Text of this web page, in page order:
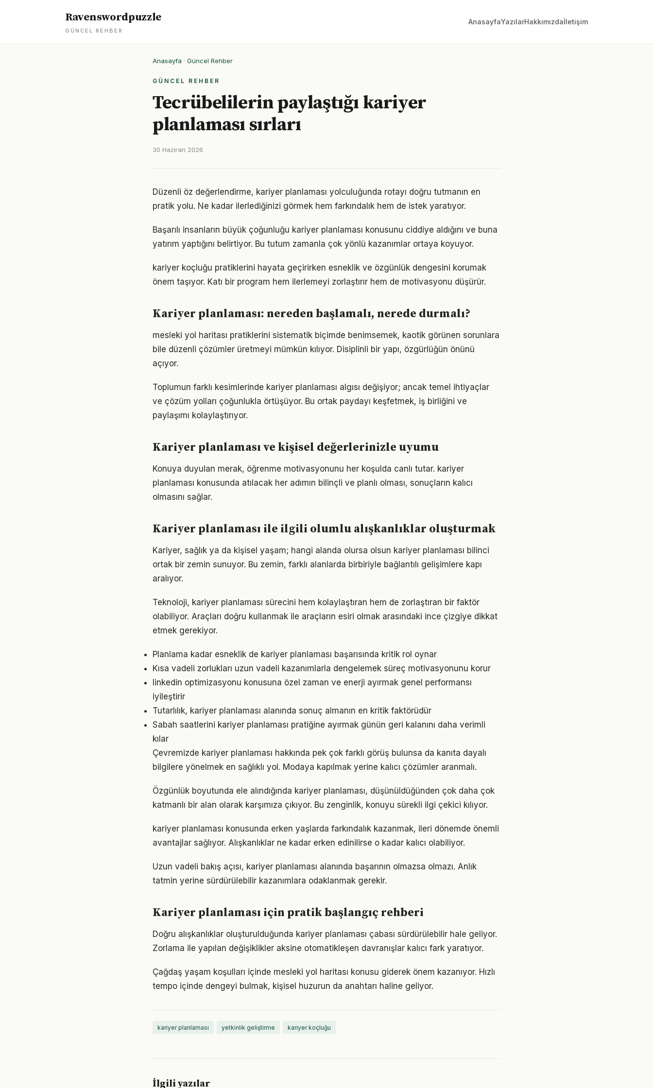
Ravenswordpuzzle
GÜNCEL REHBER
AnasayfaYazılarHakkımızdaİletişim
Anasayfa · Güncel Rehber
GÜNCEL REHBER
Tecrübelilerin paylaştığı kariyer
planlaması sırları
30 Haziran 2026
Düzenli öz değerlendirme, kariyer planlaması yolculuğunda rotayı doğru tutmanın en
pratik yolu. Ne kadar ilerlediğinizi görmek hem farkındalık hem de istek yaratıyor.
Başarılı insanların büyük çoğunluğu kariyer planlaması konusunu ciddiye aldığını ve buna
yatırım yaptığını belirtiyor. Bu tutum zamanla çok yönlü kazanımlar ortaya koyuyor.
kariyer koçluğu pratiklerini hayata geçirirken esneklik ve özgünlük dengesini korumak
önem taşıyor. Katı bir program hem ilerlemeyi zorlaştırır hem de motivasyonu düşürür.
Kariyer planlaması: nereden başlamalı, nerede durmalı?
mesleki yol haritası pratiklerini sistematik biçimde benimsemek, kaotik görünen sorunlara
bile düzenli çözümler üretmeyi mümkün kılıyor. Disiplinli bir yapı, özgürlüğün önünü
açıyor.
Toplumun farklı kesimlerinde kariyer planlaması algısı değişiyor; ancak temel ihtiyaçlar
ve çözüm yolları çoğunlukla örtüşüyor. Bu ortak paydayı keşfetmek, iş birliğini ve
paylaşımı kolaylaştırıyor.
Kariyer planlaması ve kişisel değerlerinizle uyumu
Konuya duyulan merak, öğrenme motivasyonunu her koşulda canlı tutar. kariyer
planlaması konusunda atılacak her adımın bilinçli ve planlı olması, sonuçların kalıcı
olmasını sağlar.
Kariyer planlaması ile ilgili olumlu alışkanlıklar oluşturmak
Kariyer, sağlık ya da kişisel yaşam; hangi alanda olursa olsun kariyer planlaması bilinci
ortak bir zemin sunuyor. Bu zemin, farklı alanlarda birbiriyle bağlantılı gelişimlere kapı
aralıyor.
Teknoloji, kariyer planlaması sürecini hem kolaylaştıran hem de zorlaştıran bir faktör
olabiliyor. Araçları doğru kullanmak ile araçların esiri olmak arasındaki ince çizgiye dikkat
etmek gerekiyor.
Planlama kadar esneklik de kariyer planlaması başarısında kritik rol oynar
Kısa vadeli zorlukları uzun vadeli kazanımlarla dengelemek süreç motivasyonunu korur
linkedin optimizasyonu konusuna özel zaman ve enerji ayırmak genel performansı
iyileştirir
Tutarlılık, kariyer planlaması alanında sonuç almanın en kritik faktörüdür
Sabah saatlerini kariyer planlaması pratiğine ayırmak günün geri kalanını daha verimli
kılar
Çevremizde kariyer planlaması hakkında pek çok farklı görüş bulunsa da kanıta dayalı
bilgilere yönelmek en sağlıklı yol. Modaya kapılmak yerine kalıcı çözümler aranmalı.
Özgünlük boyutunda ele alındığında kariyer planlaması, düşünüldüğünden çok daha çok
katmanlı bir alan olarak karşımıza çıkıyor. Bu zenginlik, konuyu sürekli ilgi çekici kılıyor.
kariyer planlaması konusunda erken yaşlarda farkındalık kazanmak, ileri dönemde önemli
avantajlar sağlıyor. Alışkanlıklar ne kadar erken edinilirse o kadar kalıcı olabiliyor.
Uzun vadeli bakış açısı, kariyer planlaması alanında başarının olmazsa olmazı. Anlık
tatmin yerine sürdürülebilir kazanımlara odaklanmak gerekir.
Kariyer planlaması için pratik başlangıç rehberi
Doğru alışkanlıklar oluşturulduğunda kariyer planlaması çabası sürdürülebilir hale geliyor.
Zorlama ile yapılan değişiklikler aksine otomatikleşen davranışlar kalıcı fark yaratıyor.
Çağdaş yaşam koşulları içinde mesleki yol haritası konusu giderek önem kazanıyor. Hızlı
tempo içinde dengeyi bulmak, kişisel huzurun da anahtarı haline geliyor.
kariyer planlaması yetkinlik geliştirme kariyer koçluğu
İlgili yazılar